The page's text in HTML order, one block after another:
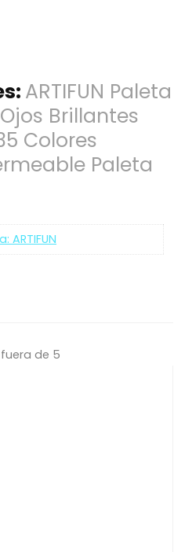
ARTIFUN Paleta
Brillantes
Colores
Paleta
ARTIFUN
fuera de 5